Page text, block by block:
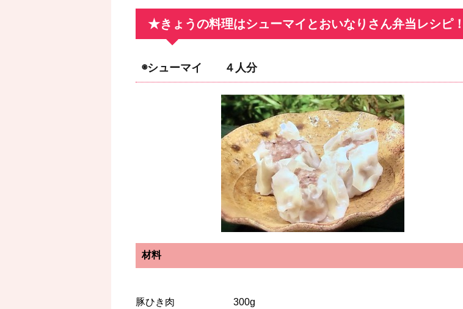
★きょうの料理はシューマイとおいなりさん弁当レシピ！
◉シューマイ ４人分
材料
豚ひき肉 300g